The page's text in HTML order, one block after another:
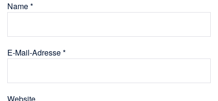
Name*
E-Mail-Adresse*